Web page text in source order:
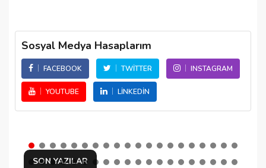
Sosyal Medya Hasaplarım
FACEBOOK TWITTER INSTAGRAM
YOUTUBE LINKEDIN
SON YAZILAR